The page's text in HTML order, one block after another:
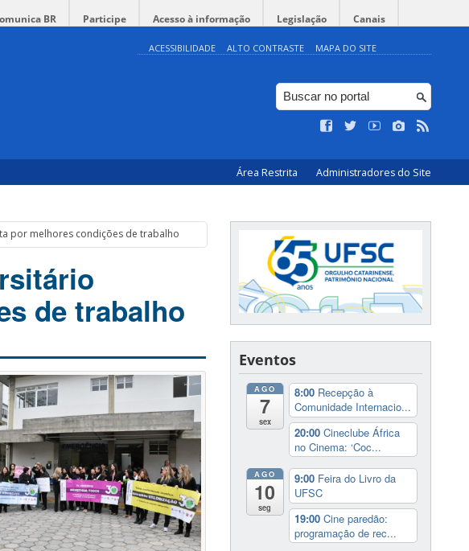
BR Participe Acesso à informação Legislação Canais
ACESSIBILIDADE ALTO CONTRASTE MAPA DO SITE
Área Restrita Administradores do Site
por melhores condições de trabalho
de trabalho
Eventos
AGO
7
sex
8:00 Recepção à
Comunidade Internacio...
20:00 Cineclube África
no Cinema: ‘Coc...
AGO
10
seg
9:00 Feira do Livro da
UFSC
19:00 Cine paredão:
programação de rec...